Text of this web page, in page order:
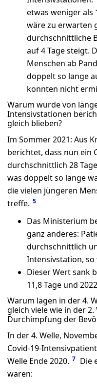
etwas weniger als
wäre zu erwarten
durchschnittliche
auf 4 Tage steigt.
Menschen ab
doppelt so lange
konnten nicht
Warum wurde von
Intensivstationen
gleich blieben?
Im Sommer 2021: Aus
berichtet, dass nun ein
durchschnittlich 28
was doppelt so lange
die vielen jüngeren
treffe. 5
Das Ministerium
ganz anderes:
durchschnittlich
Intensivstation, so
Dieser Wert sank
11,8 Tage und
Warum lagen in der 4.
gleich viele wie in der
Durchimpfung der
In der 4. Welle,
Covid-19-
Welle Ende 2020. 7 Die
waren: